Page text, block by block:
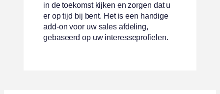
in de toekomst kijken en zorgen dat u
er op tijd bij bent. Het is een handige
add-on voor uw sales afdeling,
gebaseerd op uw interesseprofielen.